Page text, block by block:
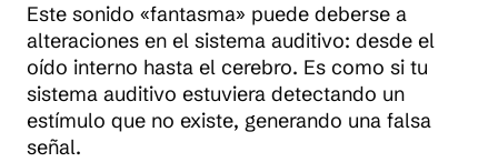
Este sonido «fantasma» puede deberse a
alteraciones en el sistema auditivo: desde el
oído interno hasta el cerebro. Es como si tu
sistema auditivo estuviera detectando un
estímulo que no existe, generando una falsa
señal.